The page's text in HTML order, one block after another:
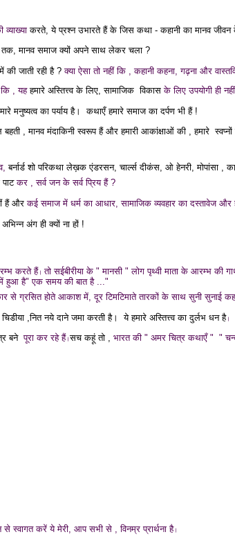
व्याख्याकरते, ये प्रश्न उभारते हैं के जिस कथा - कहानी का मानव जीवन
तक, मानव समाजक्यों अपने साथ लेकर चला ?
की जाती रही है ?क्या ऐसा तो नहीं कि , कहानी कहना, गढ़ना और
कि , यहहमारे अस्तित्त्व के लिए, सामाजिक विकासके लिए उपयोगी ही
मनुष्यत्व का पर्याय है।
कथाएँ हमारे समाज का दर्पण भी हैं !
बहती , मानव मंदाकिनी स्वरूप हैं और हमारी आकांक्षाओं की , हमारे
बर्नार्ड शो परिकथा लेख़क एंडरसन, चार्ल्स दीकंस, ओ हेनरी, मोपांसा ,
पाटकर , सर्व जनकेसर्व प्रिय हैं ?
हैं औरकई समाज में धर्म का आधार, सामाजिक व्यवहार का दस्तावेज और
अंग ही क्यों ना हों !
करते हैं ।तो सईबीरीया के " मानसी " लोग पृथ्वी माता के आरम्भ की
हुआ है" एक समय की बात है ..."
से ग्रसित होते आकाश में, दूरटिमटिमाते तारकों के साथ सुनी सुनाई
,नित नये दाने जमा करती है। ये हमारे अस्तित्त्व का दुर्लभ धन है ।
बने पूरा कर रहे हैं ।सच कहूं तो , भारत की " अमर चित्र कथाएँ " "
से स्वागत करें ये मेरी, आप सभी से , विनम्रप्रार्थना है ।